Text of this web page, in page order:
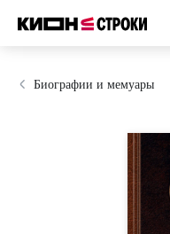
Биографии и мемуары